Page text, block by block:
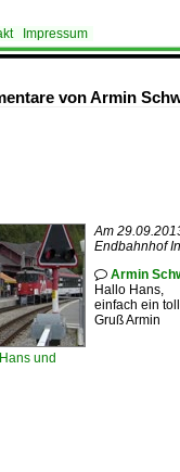
Impressum
von Armin
und
Am
Endbahnhof
 Armin
Hallo Hans,
einfach ein
Gruß Armin